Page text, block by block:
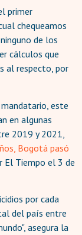
primer
chequeamos
de los
cálculos que
al respecto, por
este
en algunas
2019 y 2021,
Bogotá pasó
El Tiempo el 3 de
por cada
del país entre
asegura la